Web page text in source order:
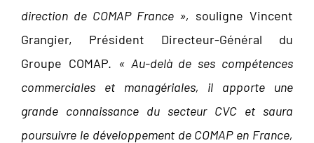
direction de COMAP France », souligne Vincent
Grangier, Président Directeur-Général du
Groupe COMAP. « Au-delà de ses compétences
commerciales et managériales, il apporte une
grande connaissance du secteur CVC et saura
poursuivre le développement de COMAP en France,